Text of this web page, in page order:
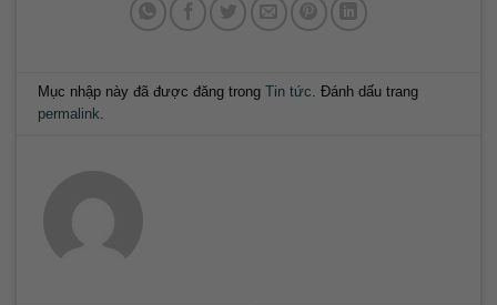
Mục nhập này đã được đăng trongTin tức . Đánh dấu trang
permalink